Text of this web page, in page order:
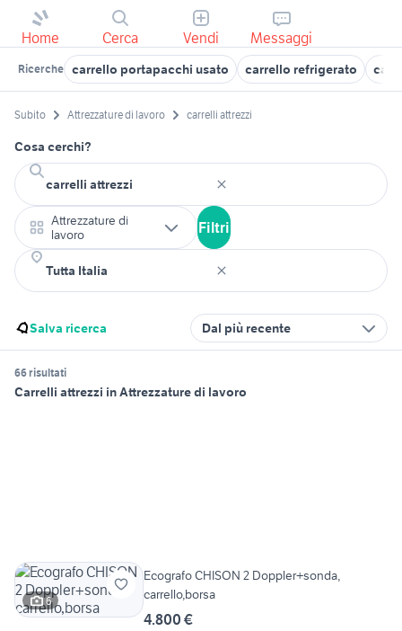
Home Cerca Vendi Messaggi
Ricerche carrello portapacchi usato carrello refrigerato
Subito Attrezzature di lavoro carrelli attrezzi
Cosa cerchi?
Attrezzature di
lavoro
Filtri
Salva ricerca Dal più recente
66 risultati
Carrelli attrezzi in Attrezzature di lavoro
6
Ecografo CHISON 2 Doppler+sonda,
carrello,borsa
4.800 €